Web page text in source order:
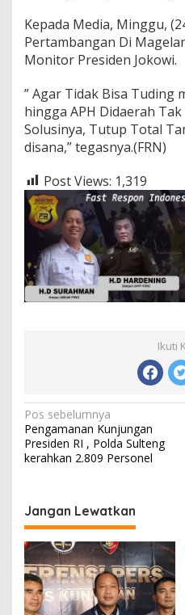
Kepada Media, Minggu,
Pertambangan Di
Monitor Presiden Jokowi.
” Agar Tidak Bisa Tuding
hingga APH Didaerah
Solusinya, Tutup Total
disana,” tegasnya.(FRN)
Post Views: 1,319
Ikuti
Navigasi
pos
Pos sebelumnya
Pengamanan Kunjungan
Presiden RI , Polda Sulteng
kerahkan 2.809 Personel
Jangan Lewatkan